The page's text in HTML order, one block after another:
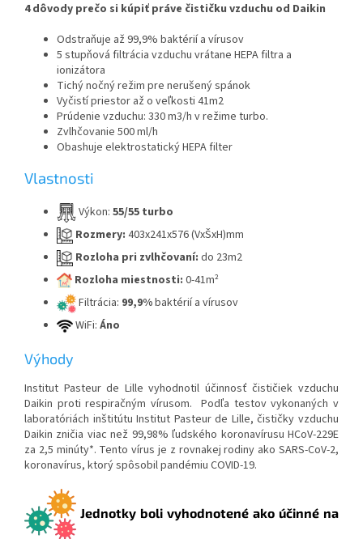
4 dôvody prečo si kúpiť práve čističku vzduchu od Daikin
Odstraňuje až 99,9% baktérií a vírusov
5 stupňová filtrácia vzduchu vrátane HEPA filtra a
ionizátora
Tichý nočný režim pre nerušený spánok
Vyčistí priestor až o veľkosti 41m2
Prúdenie vzduchu: 330 m3/h v režime turbo.
Zvlhčovanie 500 ml/h
Obashuje elektrostatický HEPA filter
Vlastnosti
Výkon: 55/55 turbo
Rozmery: 403x241x576 (VxŠxH)mm
Rozloha pri zvlhčovaní: do 23m2
Rozloha miestnosti: 0-41m²
Filtrácia: 99,9%baktérií a vírusov
WiFi: Áno
Výhody
Institut Pasteur de Lille vyhodnotil účinnosť čističiek vzduchu
Daikin proti respiračným vírusom. Podľa testov vykonaných v
laboratóriách inštitútu Institut Pasteur de Lille, čističky vzduchu
Daikin zničia viac než 99,98% ľudského koronavírusu HCoV-229E
za 2,5 minúty*. Tento vírus je z rovnakej rodiny ako SARS-CoV-2,
koronavírus, ktorý spôsobil pandémiu COVID-19.
Jednotky boli vyhodnotené ako účinné na